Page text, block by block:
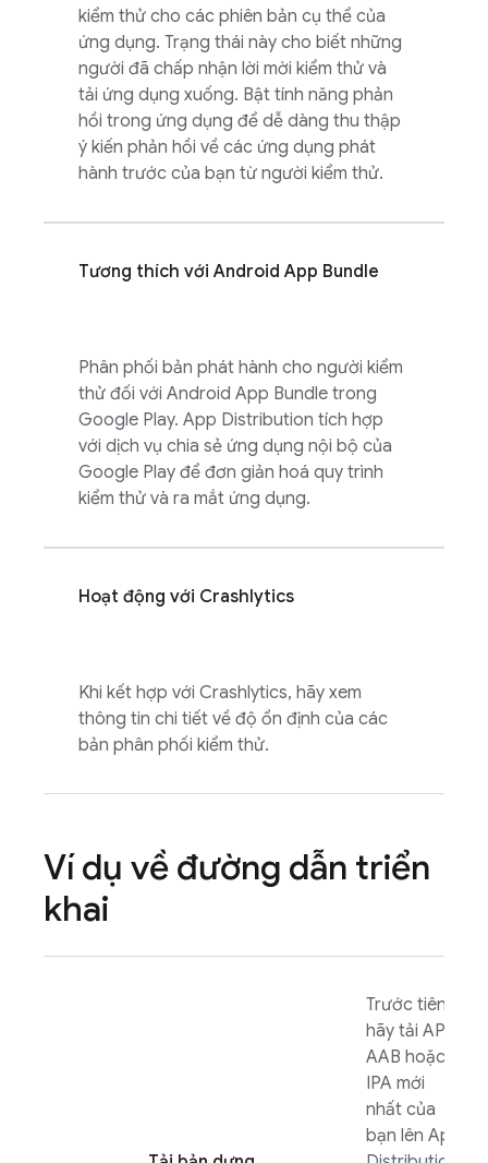
kiểm thử cho các phiên bản cụ thể của
ứng dụng. Trạng thái này cho biết những
người đã chấp nhận lời mời kiểm thử và
tải ứng dụng xuống. Bật tính năng phản
hồi trong ứng dụng để dễ dàng thu thập
ý kiến phản hồi về các ứng dụng phát
hành trước của bạn từ người kiểm thử.
Tương thích với Android App Bundle
Phân phối bản phát hành cho người kiểm
thử đối với Android App Bundle trong
Google Play. App Distribution tích hợp
với dịch vụ chia sẻ ứng dụng nội bộ của
Google Play để đơn giản hoá quy trình
kiểm thử và ra mắt ứng dụng.
Hoạt động với Crashlytics
Khi kết hợp với Crashlytics, hãy xem
thông tin chi tiết về độ ổn định của các
bản phân phối kiểm thử.
Ví dụ về đường dẫn triển
khai
Trước tiên,
hãy tải APK,
AAB hoặc
IPA mới
nhất của
bạn lên App